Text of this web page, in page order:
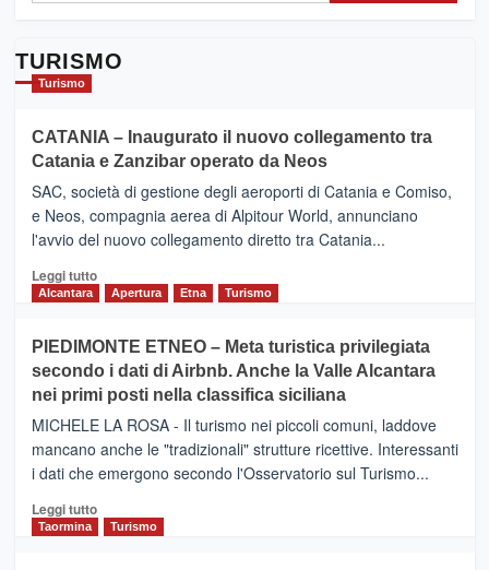
TURISMO
Turismo
CATANIA – Inaugurato il nuovo collegamento tra
Catania e Zanzibar operato da Neos
SAC, società di gestione degli aeroporti di Catania e Comiso,
e Neos, compagnia aerea di Alpitour World, annunciano
l'avvio del nuovo collegamento diretto tra Catania...
Leggi tuttoLeggi
CATANIA
–
Inaugurato
il
nuovo
collegamento
tra
e
Zanzibar
Alcantara Apertura Etna Turismo
PIEDIMONTE ETNEO – Meta turistica privilegiata
secondo i dati di Airbnb. Anche la Valle Alcantara
nei primi posti nella classifica siciliana
MICHELE LA ROSA - Il turismo nei piccoli comuni, laddove
mancano anche le "tradizionali" strutture ricettive. Interessanti
i dati che emergono secondo l'Osservatorio sul Turismo...
Leggi tuttoLeggi
Taormina Turismo